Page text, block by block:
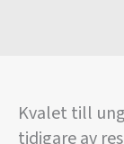
Kvalet till
tidigare av